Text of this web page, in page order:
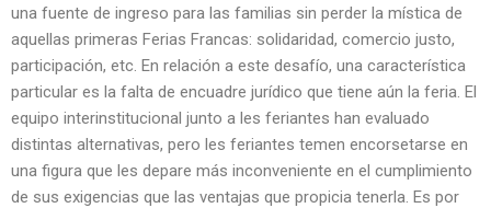
una fuente de ingreso para las familias sin perder la mística de
aquellas primeras Ferias Francas: solidaridad, comercio justo,
participación, etc. En relación a este desafío, una característica
particular es la falta de encuadre jurídico que tiene aún la feria. El
equipo interinstitucional junto a les feriantes han evaluado
distintas alternativas, pero les feriantes temen encorsetarse en
una figura que les depare más inconveniente en el cumplimiento
de sus exigencias que las ventajas que propicia tenerla. Es por